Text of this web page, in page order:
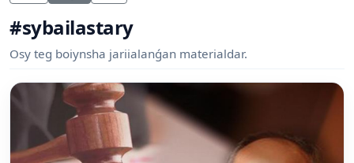
#sybailastary
Osy teg boiynsha jariialanǵan materialdar.